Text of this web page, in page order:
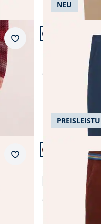
Merkzettel
Artikel 9 von 24.
Passform
NEU
Modern Fit
Chino aus
ab
Merkzettel
Artikel 12 von 24.
Passform
Regular Fit
Gürtel-Cord
ab